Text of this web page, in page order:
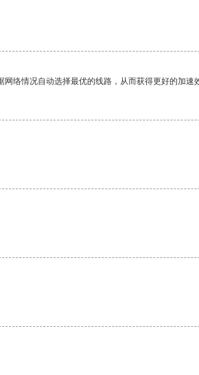
络情况自动选择最优的线路，从而获得更好的加速